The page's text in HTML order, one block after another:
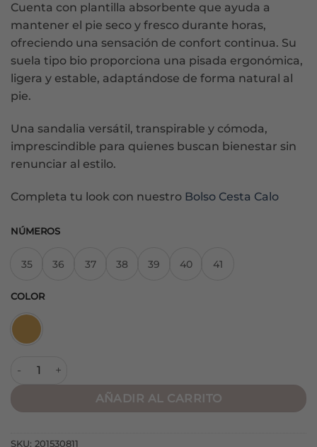
Cuenta con plantilla absorbente que ayuda a
mantener el pie seco y fresco durante horas,
ofreciendo una sensación de confort continua. Su
suela tipo bio proporciona una pisada ergonómica,
ligera y estable, adaptándose de forma natural al
pie.
Una sandalia versátil, transpirable y cómoda,
imprescindible para quienes buscan bienestar sin
renunciar al estilo.
Completa tu look con nuestro Bolso Cesta Calo
NÚMEROS
35 36 37 38 39 40 41
COLOR
Sandalia Plana M6415 Cuero cantidad
AÑADIR AL CARRITO
SKU: 201530811